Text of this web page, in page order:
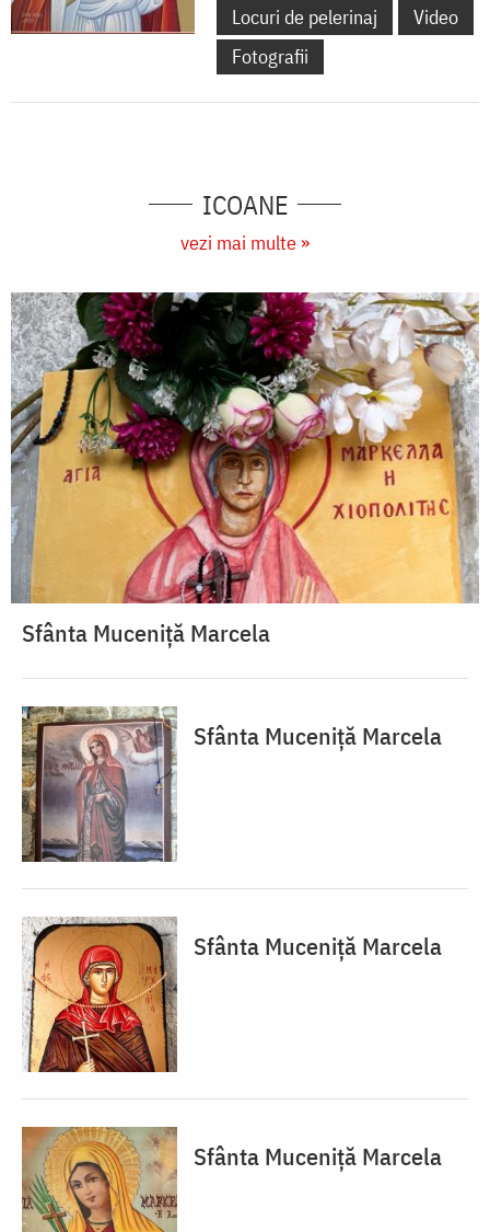
Locuri de pelerinaj
Video
Fotografii
ICOANE
vezi mai multe »
Sfânta Muceniță Marcela
Sfânta Muceniță Marcela
Sfânta Muceniță Marcela
Sfânta Muceniță Marcela